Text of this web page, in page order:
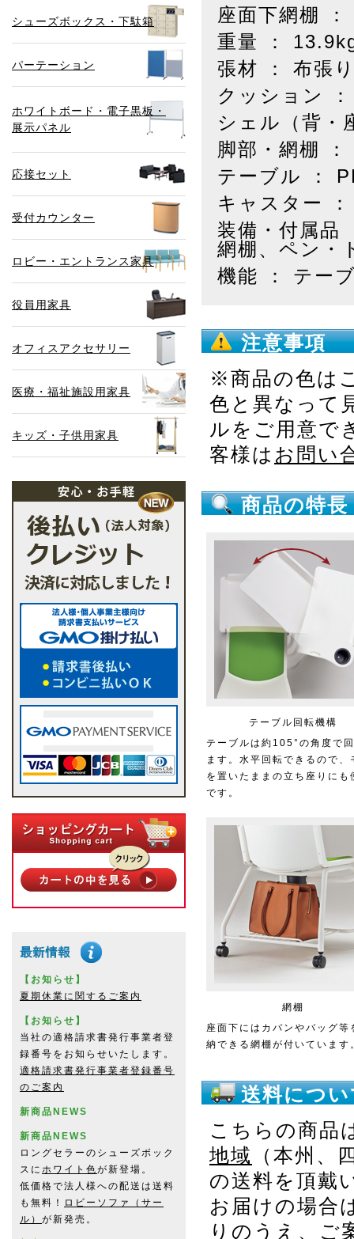
シューズボックス・下駄箱
パーテーション
ホワイトボード・電子黒板・
展示パネル
応接セット
受付カウンター
ロビー・エントランス家具
役員用家具
オフィスアクセサリー
医療・福祉施設用家具
キッズ・子供用家具
【お知らせ】
夏期休業に関するご案内
【お知らせ】
当社の適格請求書発行事業者登
録番号をお知らせいたします。
適格請求書発行事業者登録番号
のご案内
新商品NEWS
新商品NEWS
ロングセラーのシューズボック
スに ホワイト色が新登場。
低価格で法人様への配送は送料
も無料！
ロビーソファ（サー
ル） が新発売。
座面下網棚
重量 ：
張材 ： 布張
クッション
シェル（背・
脚部・網棚
テーブル ：
キャスター
装備・付属品
網棚、ペン・
機能 ： テー
注意事項
※商品の色は
色と異なって
ルをご用意で
客様は お問い
商品の特長
テーブル回転機構
テーブルは約105°の角度で
ます。水平回転できるので、
を置いたままの立ち座りにも
です。
網棚
座面下にはカバンやバッグ等
納できる網棚が付いています
送料につ
こちらの商品
地域
（本州、
の送料を頂戴
お届けの場合
りのうえ、ご